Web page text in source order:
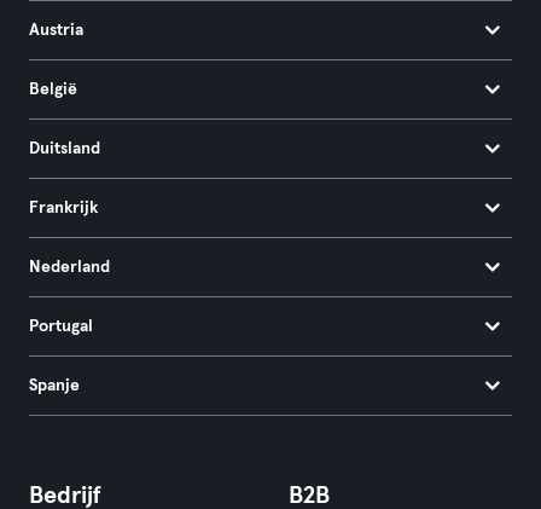
Austria
België
Duitsland
Frankrijk
Nederland
Portugal
Spanje
Bedrijf B2B